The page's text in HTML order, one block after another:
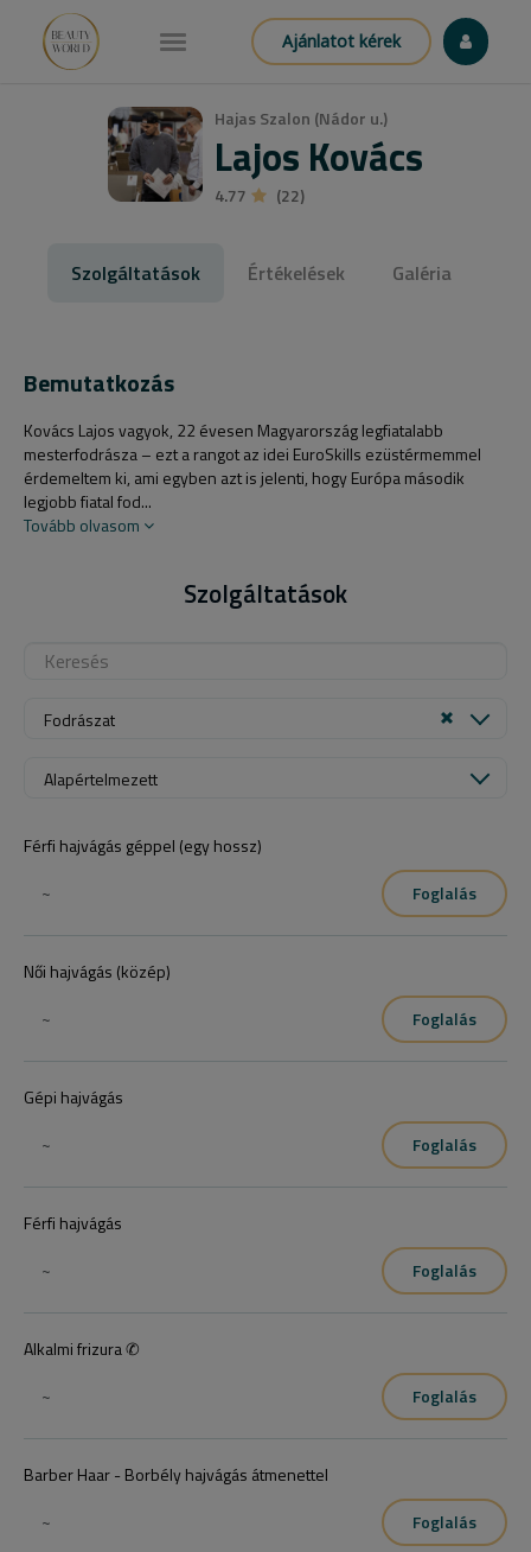
Ajánlatot kérek
Hajas Szalon (Nádor u.)
Lajos Kovács
4.77 (22)
Szolgáltatások Értékelések Galéria
Bemutatkozás
Kovács Lajos vagyok, 22 évesen Magyarország legfiatalabb
mesterfodrásza – ezt a rangot az idei EuroSkills ezüstérmemmel
érdemeltem ki, ami egyben azt is jelenti, hogy Európa második
legjobb fiatal fod...
Tovább olvasom
Szolgáltatások
Fodrászat
Alapértelmezett
Férfi hajvágás géppel (egy hossz)
~
Foglalás
Női hajvágás (közép)
~
Foglalás
Gépi hajvágás
~
Foglalás
Férfi hajvágás
~
Foglalás
Alkalmi frizura ✆
~
Foglalás
Barber Haar - Borbély hajvágás átmenettel
~
Foglalás